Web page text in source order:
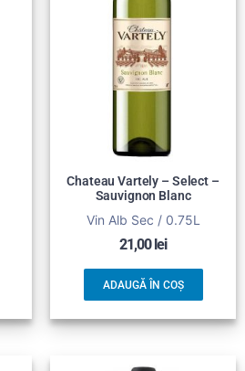
Chateau Vartely – Select –
Sauvignon Blanc
Vin Alb Sec / 0.75L
21,00lei
ADAUGĂ ÎN COȘ